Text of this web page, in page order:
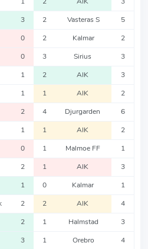
3 2 Vasteras S 5
0 2 Kalmar 2
0 3 Sirius 3
1 2 AIK 3
1 1 AIK 2
2 4 Djurgarden 6
1 1 AIK 2
0 1 Malmoe FF 1
2 1 AIK 3
1 0 Kalmar 1
2 2 AIK 4
2 1 Halmstad 3
3 1 Orebro 4